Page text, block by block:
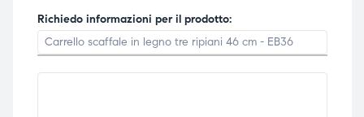
Richiedo informazioni per il prodotto: